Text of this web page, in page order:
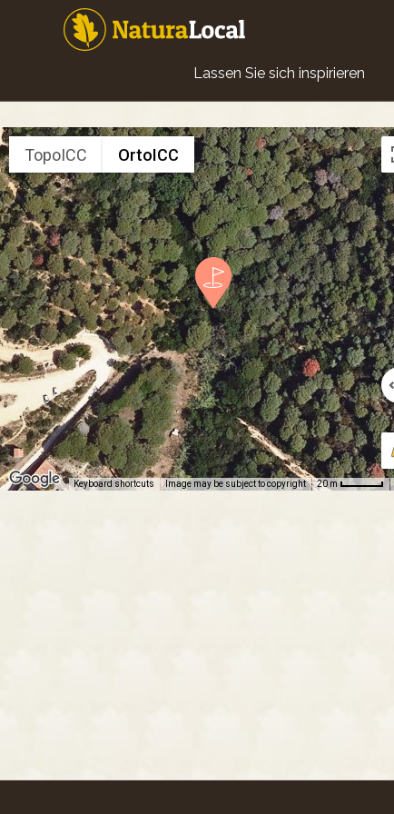
Main
navigation
Lassen Sie sich inspirieren
TopoICC OrtoICC
Keyboard shortcuts Image may be subject to copyright 20 m